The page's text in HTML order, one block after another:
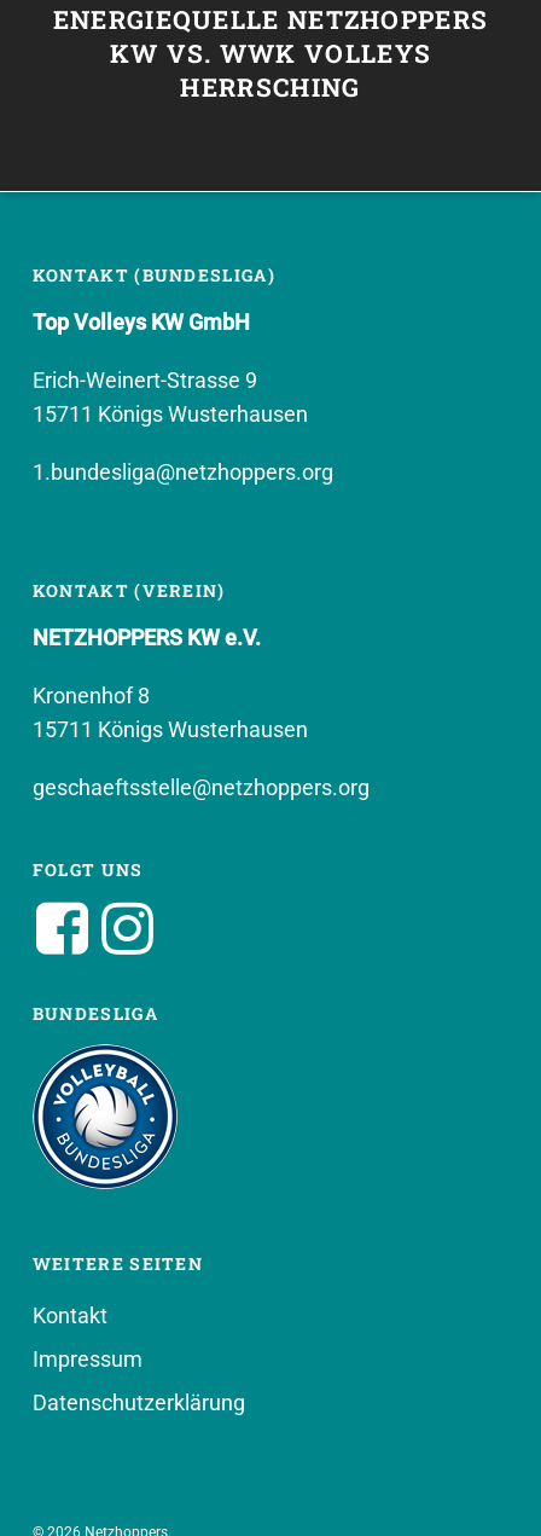
ENERGIEQUELLE NETZHOPPERS
KW VS. WWK VOLLEYS
HERRSCHING
KONTAKT (BUNDESLIGA)
Top Volleys KW GmbH
Erich-Weinert-Strasse 9
15711 Königs Wusterhausen
1.bundesliga@netzhoppers.org
KONTAKT (VEREIN)
NETZHOPPERS KW e.V.
Kronenhof 8
15711 Königs Wusterhausen
geschaeftsstelle@netzhoppers.org
FOLGT UNS
BUNDESLIGA
WEITERE SEITEN
Kontakt
Impressum
Datenschutzerklärung
© 2026 Netzhoppers.